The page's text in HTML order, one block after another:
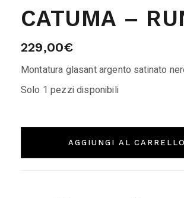
CATUMA –
229,00€
Montatura glasant argento satinato
Solo 1 pezzi disponibili
AGGIUNGI AL CARRELLO